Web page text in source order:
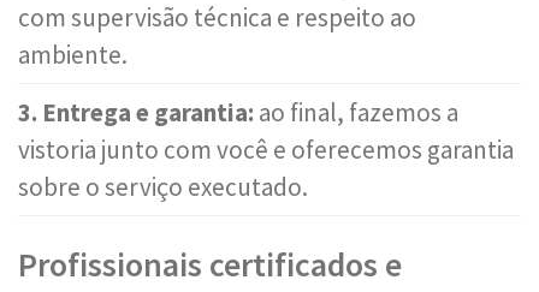
com supervisão técnica e respeito ao
ambiente.
3. Entrega e garantia: ao final, fazemos a
vistoria junto com você e oferecemos garantia
sobre o serviço executado.
Profissionais certificados e